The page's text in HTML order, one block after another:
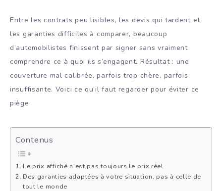
Entre les contrats peu lisibles, les devis qui tardent et
les garanties difficiles à comparer, beaucoup
d’automobilistes finissent par signer sans vraiment
comprendre ce à quoi ils s’engagent. Résultat : une
couverture mal calibrée, parfois trop chère, parfois
insuffisante. Voici ce qu’il faut regarder pour éviter ce
piège.
Contenus
Le prix affiché n’est pas toujours le prix réel
Des garanties adaptées à votre situation, pas à celle de
tout le monde